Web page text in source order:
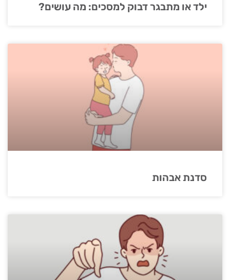
ילד או מתבגר דבוק למסכים: מה עושים?
סדנת אבהות